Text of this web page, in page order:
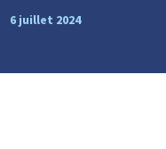
6 juillet 2024